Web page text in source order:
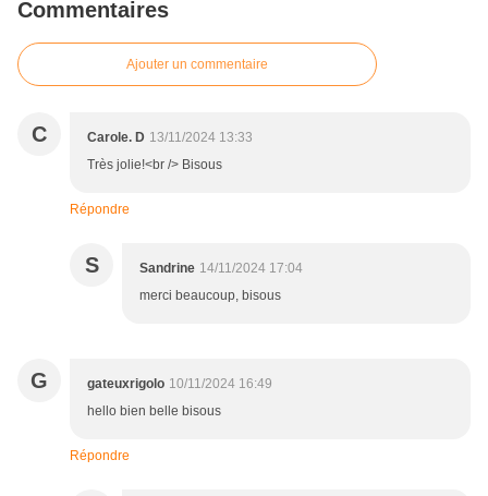
Commentaires
Ajouter un commentaire
C Carole. D 13/11/2024 13:33
Très jolie!<br /> Bisous
Répondre
S Sandrine 14/11/2024 17:04
merci beaucoup, bisous
G gateuxrigolo 10/11/2024 16:49
hello bien belle bisous
Répondre